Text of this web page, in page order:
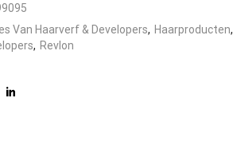
Van Haarverf & Developers, Haarproducten,
, Revlon